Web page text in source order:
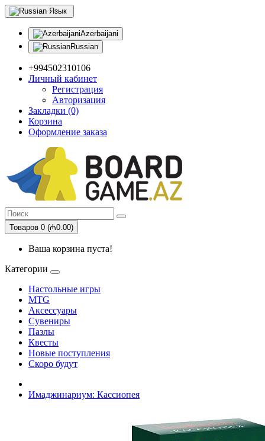
Язык
Azerbaijani
Russian
+994502310106
Личный кабинет
Регистрация
Авторизация
Закладки (0)
Корзина
Оформление заказа
Товаров 0 (₼0.00)
Ваша корзина пуста!
Категории
Настольные игры
MTG
Аксессуары
Сувениры
Пазлы
Квесты
Новые поступления
Скоро будут
Имаджинариум: Кассиопея